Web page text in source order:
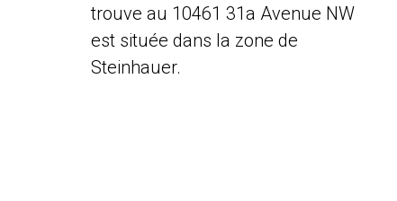
trouve au 10461 31a Avenue NW
est située dans la zone de
Steinhauer.